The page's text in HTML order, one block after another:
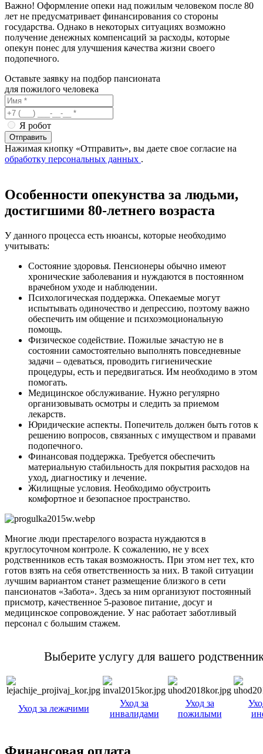
Важно! Оформление опеки над пожилым человеком после 80
лет не предусматривает финансирования со стороны
государства. Однако в некоторых ситуациях возможно
получение денежных компенсаций за расходы, которые
опекун понес для улучшения качества жизни своего
подопечного.
Оставьте заявку на подбор пансионата
для пожилого человека
Я робот
Отправить
Нажимая кнопку «Отправить», вы даете свое согласие на
обработку персональных данных .
Особенности опекунства за людьми,
достигшими 80-летнего возраста
У данного процесса есть нюансы, которые необходимо
учитывать:
Состояние здоровья. Пенсионеры обычно имеют
хронические заболевания и нуждаются в постоянном
врачебном уходе и наблюдении.
Психологическая поддержка. Опекаемые могут
испытывать одиночество и депрессию, поэтому важно
обеспечить им общение и психоэмоциональную
помощь.
Физическое содействие. Пожилые зачастую не в
состоянии самостоятельно выполнять повседневные
задачи – одеваться, проводить гигиенические
процедуры, есть и передвигаться. Им необходимо в этом
помогать.
Медицинское обслуживание. Нужно регулярно
организовывать осмотры и следить за приемом
лекарств.
Юридические аспекты. Попечитель должен быть готов к
решению вопросов, связанных с имуществом и правами
подопечного.
Финансовая поддержка. Требуется обеспечить
материальную стабильность для покрытия расходов на
уход, диагностику и лечение.
Жилищные условия. Необходимо обустроить
комфортное и безопасное пространство.
Многие люди престарелого возраста нуждаются в
круглосуточном контроле. К сожалению, не у всех
родственников есть такая возможность. При этом нет тех, кто
готов взять на себя ответственность за них. В такой ситуации
лучшим вариантом станет размещение близкого в сети
пансионатов «Забота». Здесь за ним организуют постоянный
присмотр, качественное 5-разовое питание, досуг и
медицинское сопровождение. У нас работает заботливый
персонал с большим стажем.
Выберите услугу для вашего
Уход за лежачими
Уход за
инвалидами
Уход за
пожилыми